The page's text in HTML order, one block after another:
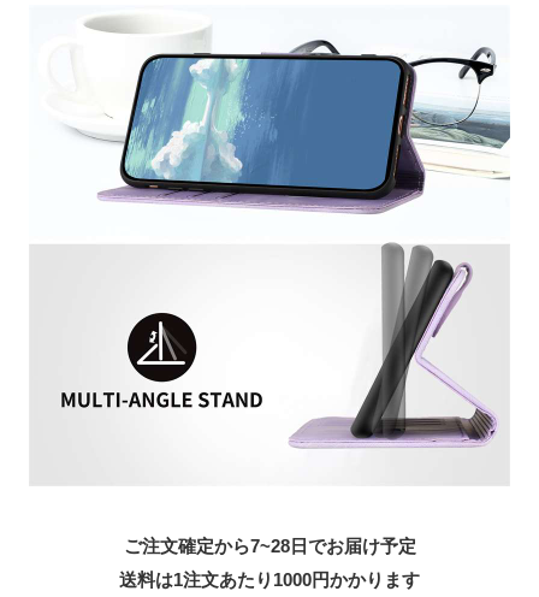
ご注文確定から7~28日でお届け予定
送料は1注文あたり 1000円かかります